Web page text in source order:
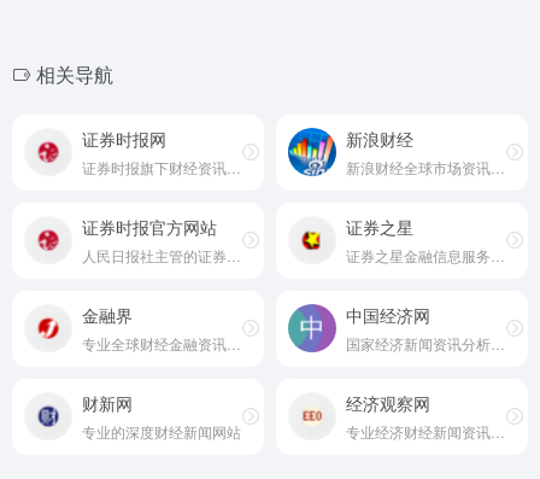
相关导航
证券时报网 新浪财经
证券时报官方网站 证券之星
金融界 中国经济网
财新网
专业的深度财经新闻网站
经济观察网